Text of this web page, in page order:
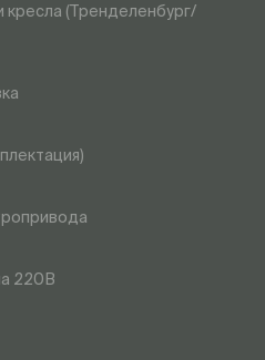
кресла (Тренделенбург/
220В